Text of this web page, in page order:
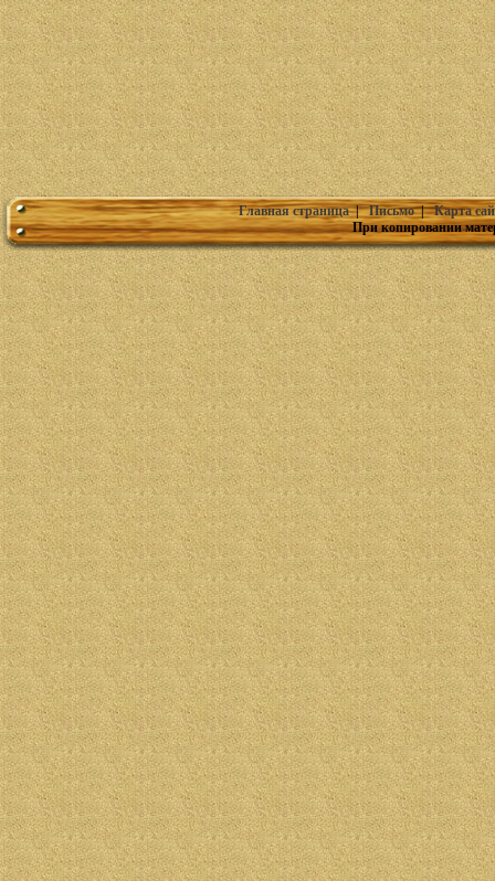
Главная страница|Письмо|Карта
При копировании